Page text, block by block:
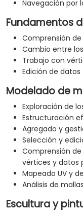
Navegación por
Fundamentos
Comprensión
Cambio entre
Trabajo con
Edición de
Modelado de
Exploración de
Estructuración
Agregado y
Selección y
Comprensión
vértices y datos
Mapeado UV y
Análisis de
Escultura y